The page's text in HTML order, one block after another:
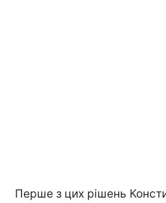
Перше з цих рішень